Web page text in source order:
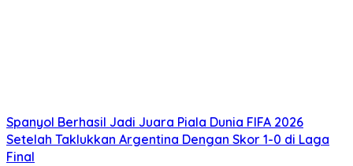
Spanyol Berhasil Jadi Juara Piala Dunia FIFA 2026
Setelah Taklukkan Argentina Dengan Skor 1-0 di Laga
Final